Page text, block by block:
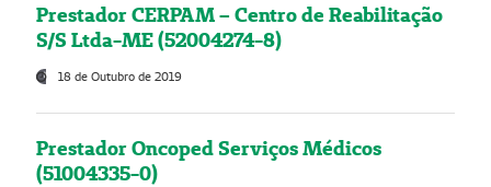
Prestador CERPAM – Centro de Reabilitação
S/S Ltda-ME (52004274-8)
18 de Outubro de 2019
Prestador Oncoped Serviços Médicos
(51004335-0)